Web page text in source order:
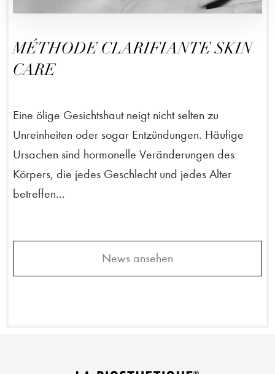
MÉTHODE CLARIFIANTE SKIN
CARE
Eine ölige Gesichtshaut neigt nicht selten zu
Unreinheiten oder sogar Entzündungen. Häufige
Ursachen sind hormonelle Veränderungen des
Körpers, die jedes Geschlecht und jedes Alter
betreffen...
News ansehen